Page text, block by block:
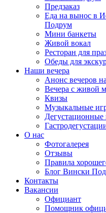
Предзаказ
Еда на вынос в
Подрум
Мини банкеты
Живой вокал
Ресторан для
Обеды для
Наши вечера
Анонс вечеров
Вечера с живой
Квизы
Музыкальные
Дегустационные
О нас
Фотогалерея
Отзывы
Правила
Блог Вински
Контакты
Вакансии
Официант
Помощник